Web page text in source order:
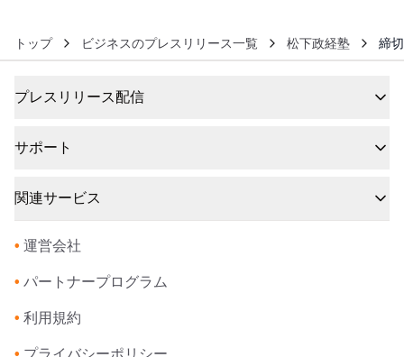
トップ ビジネスのプレスリリース一覧 松下政経塾 締
プレスリリース配信
サポート
関連サービス
• 運営会社
• パートナープログラム
• 利用規約
• プライバシーポリシー